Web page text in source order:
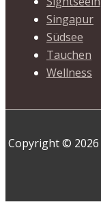
Singapur
Südsee
Tauchen
Wellness
Copyright ©